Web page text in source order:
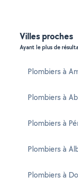
Villes proches
Ayant le plus de
Plombiers à
Plombiers à
Plombiers à
Plombiers à
Plombiers à